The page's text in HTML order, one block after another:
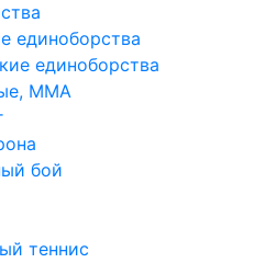
единоборства
единоборства
ММА
бой
теннис